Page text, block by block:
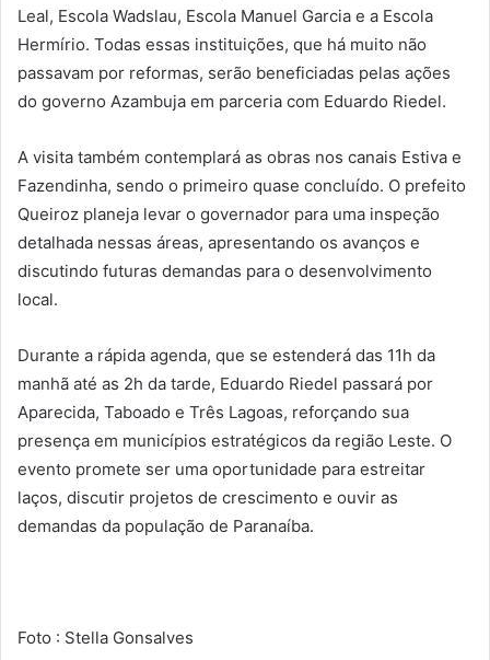
Leal, Escola Wadslau, Escola Manuel Garcia e a Escola
Hermírio. Todas essas instituições, que há muito não
passavam por reformas, serão beneficiadas pelas ações
do governo Azambuja em parceria com Eduardo Riedel.
A visita também contemplará as obras nos canais Estiva e
Fazendinha, sendo o primeiro quase concluído. O prefeito
Queiroz planeja levar o governador para uma inspeção
detalhada nessas áreas, apresentando os avanços e
discutindo futuras demandas para o desenvolvimento
local.
Durante a rápida agenda, que se estenderá das 11h da
manhã até as 2h da tarde, Eduardo Riedel passará por
Aparecida, Taboado e Três Lagoas, reforçando sua
presença em municípios estratégicos da região Leste. O
evento promete ser uma oportunidade para estreitar
laços, discutir projetos de crescimento e ouvir as
demandas da população de Paranaíba.
Foto : Stella Gonsalves